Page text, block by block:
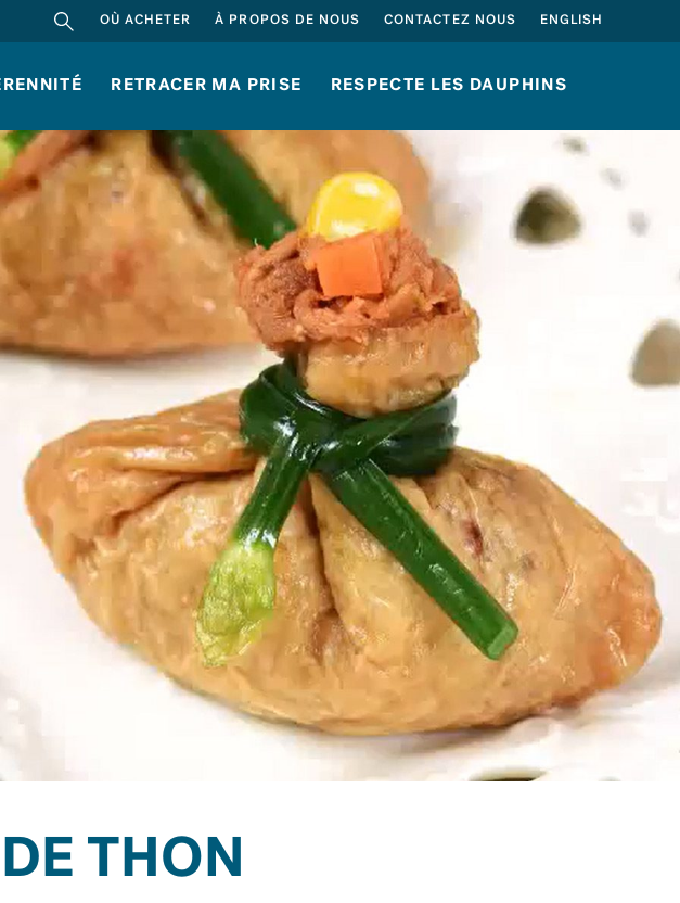
RECHERCHER
OÙ ACHETER À PROPOS DE NOUS CONTACTEZ NOUS ENGLISH
RETRACER MA PRISE RESPECTE LES DAUPHINS
THON